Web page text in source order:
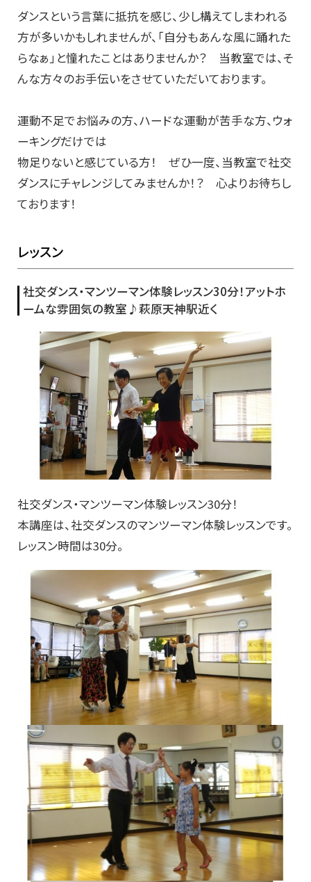
ダンスという言葉に抵抗を感じ、少し構えてしまわれる
方が多いかもしれませんが、「自分もあんな風に踊れた
らなぁ」と憧れたことはありませんか？ 当教室では、そ
んな方々のお手伝いをさせていただいております。
運動不足でお悩みの方、ハードな運動が苦手な方、ウォ
ーキングだけでは
物足りないと感じている方！ ぜひ一度、当教室で社交
ダンスにチャレンジしてみませんか！？ 心よりお待ちし
ております！
レッスン
社交ダンス・マンツーマン体験レッスン30分！アットホ
ームな雰囲気の教室♪萩原天神駅近く
社交ダンス・マンツーマン体験レッスン30分！
本講座は、社交ダンスのマンツーマン体験レッスンです。
レッスン時間は30分。